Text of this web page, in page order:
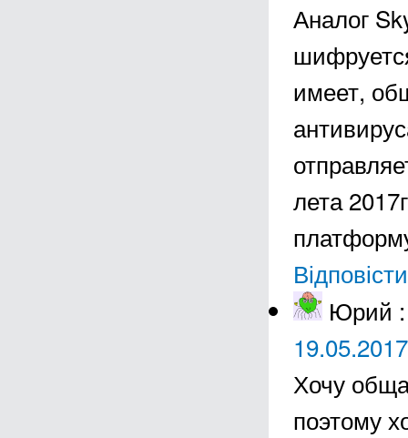
Аналог
имеет,
лета
Відповісти
Юрий :
Хочу
поэтому